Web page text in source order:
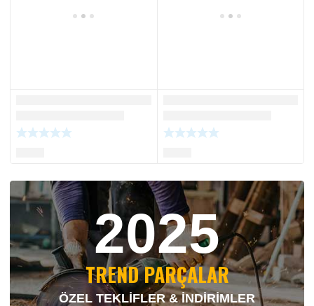
2025
TREND PARÇALAR
ÖZEL TEKLİFLER & İNDİRİMLER